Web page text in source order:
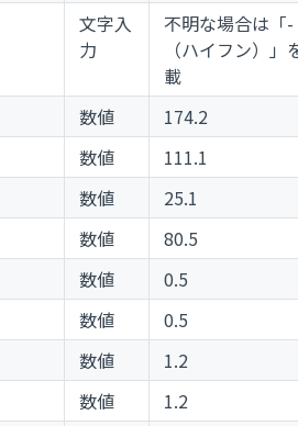
文字入
力
不明な場合は「-
（ハイフン）」
載
数値
174.2
数値
111.1
数値
25.1
数値
80.5
数値
0.5
数値
0.5
数値
1.2
数値
1.2